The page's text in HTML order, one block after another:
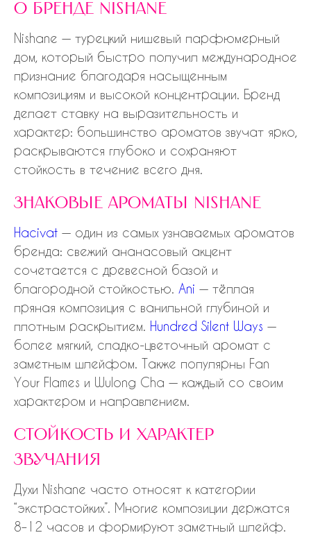
о бренде nishane
Nishane — турецкий нишевый парфюмерный
дом, который быстро получил международное
признание благодаря насыщенным
композициям и высокой концентрации. Бренд
делает ставку на выразительность и
характер: большинство ароматов звучат ярко,
раскрываются глубоко и сохраняют
стойкость в течение всего дня.
знаковые ароматы nishane
Hacivat — один из самых узнаваемых ароматов
бренда: свежий ананасовый акцент
сочетается с древесной базой и
благородной стойкостью. Ani — тёплая
пряная композиция с ванильной глубиной и
плотным раскрытием. Hundred Silent Ways —
более мягкий, сладко-цветочный аромат с
заметным шлейфом. Также популярны Fan
Your Flames и Wulong Cha — каждый со своим
характером и направлением.
стойкость и характер
звучания
Духи Nishane часто относят к категории
“экстрастойких”. Многие композиции держатся
8–12 часов и формируют заметный шлейф.